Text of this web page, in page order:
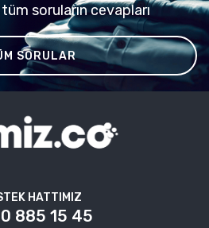
soruların cevapları
SORULAR
HATTIMIZ
885 15 45